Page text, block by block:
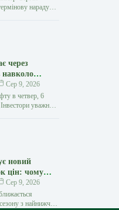
нараду
після серії
через
навколо
та Оману
Сер 9, 2026
в четвер, 6
уважно
Ормузьку
новий
цін: чому
перед
Сер 9, 2026
з найнижчим